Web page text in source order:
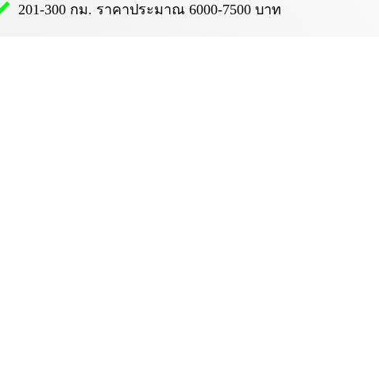
201-300 กม. ราคาประมาณ 6000-7500 บาท